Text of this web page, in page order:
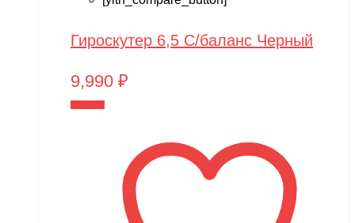
Гироскутер 6,5 С/баланс Черный
9,990 ₽